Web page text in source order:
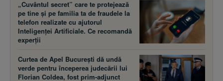
„Cuvântul secret” care te protejează
pe tine și pe familia ta de fraudele la
telefon realizate cu ajutorul
Inteligenței Artificiale. Ce recomandă
experții
Curtea de Apel București dă undă
verde pentru începerea judecării lui
Florian Coldea, fost prim-adjunct